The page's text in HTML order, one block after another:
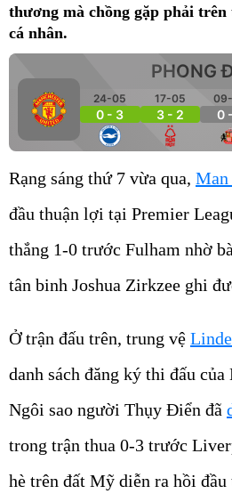
thương mà chồng gặp phải
cá nhân.
PHONG
24-05
0 - 3
17-05
3 - 2 0
Rạng sáng thứ 7 vừa qua, Man
đầu thuận lợi tại Premier
thắng 1-0 trước Fulham nhờ
tân binh Joshua Zirkzee ghi
Ở trận đấu trên, trung vệ
danh sách đăng ký thi đấu
Ngôi sao người Thụy Điển đã
trong trận thua 0-3 trước
hè trên đất Mỹ diễn ra hồi đầu